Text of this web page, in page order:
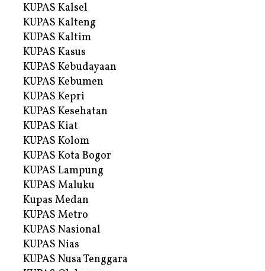
KUPAS Kalsel
KUPAS Kalteng
KUPAS Kaltim
KUPAS Kasus
KUPAS Kebudayaan
KUPAS Kebumen
KUPAS Kepri
KUPAS Kesehatan
KUPAS Kiat
KUPAS Kolom
KUPAS Kota Bogor
KUPAS Lampung
KUPAS Maluku
Kupas Medan
KUPAS Metro
KUPAS Nasional
KUPAS Nias
KUPAS Nusa Tenggara